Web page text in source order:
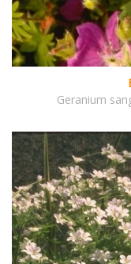
Geranium